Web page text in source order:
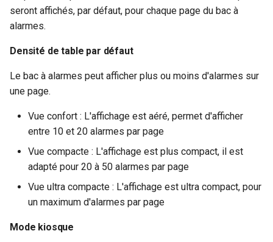
seront affichés, par défaut, pour chaque page du bac à
alarmes.
Densité de table par défaut
Le bac à alarmes peut afficher plus ou moins d'alarmes sur
une page.
Vue confort : L'affichage est aéré, permet d'afficher
entre 10 et 20 alarmes par page
Vue compacte : L'affichage est plus compact, il est
adapté pour 20 à 50 alarmes par page
Vue ultra compacte : L'affichage est ultra compact, pour
un maximum d'alarmes par page
Mode kiosque